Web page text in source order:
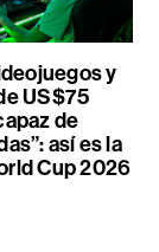
y
US$75
de
así es la
Cup 2026